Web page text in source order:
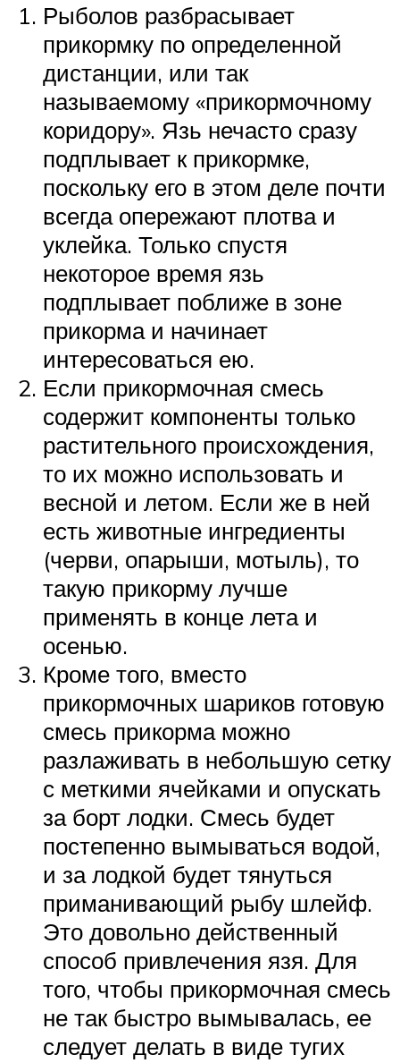
Рыболов разбрасывает
прикормку по определенной
дистанции, или так
называемому «прикормочному
коридору». Язь нечасто сразу
подплывает к прикормке,
поскольку его в этом деле почти
всегда опережают плотва и
уклейка. Только спустя
некоторое время язь
подплывает поближе в зоне
прикорма и начинает
интересоваться ею.
Если прикормочная смесь
содержит компоненты только
растительного происхождения,
то их можно использовать и
весной и летом. Если же в ней
есть животные ингредиенты
(черви, опарыши, мотыль), то
такую прикорму лучше
применять в конце лета и
осенью.
Кроме того, вместо
прикормочных шариков готовую
смесь прикорма можно
разлаживать в небольшую сетку
с меткими ячейками и опускать
за борт лодки. Смесь будет
постепенно вымываться водой,
и за лодкой будет тянуться
приманивающий рыбу шлейф.
Это довольно действенный
способ привлечения язя. Для
того, чтобы прикормочная смесь
не так быстро вымывалась, ее
следует делать в виде тугих